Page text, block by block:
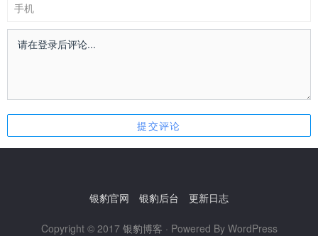
手机
银豹官网 银豹后台 更新日志
Copyright © 2017 银豹博客 · Powered By WordPress